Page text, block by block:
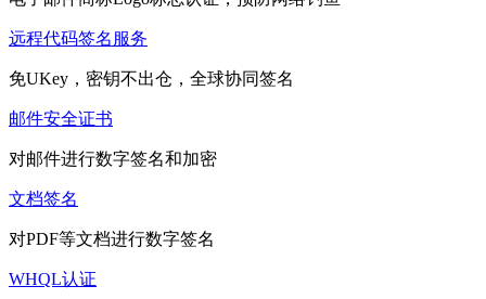
远程代码签名服务
免UKey，密钥不出仓，全球协同签名
邮件安全证书
对邮件进行数字签名和加密
文档签名
对PDF等文档进行数字签名
WHQL认证